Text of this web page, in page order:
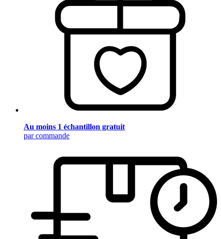
Au moins 1 échantillon gratuit
par commande